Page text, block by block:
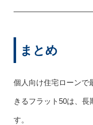
まとめ
個人向け住宅ローンで
きるフラット50は、長
す。